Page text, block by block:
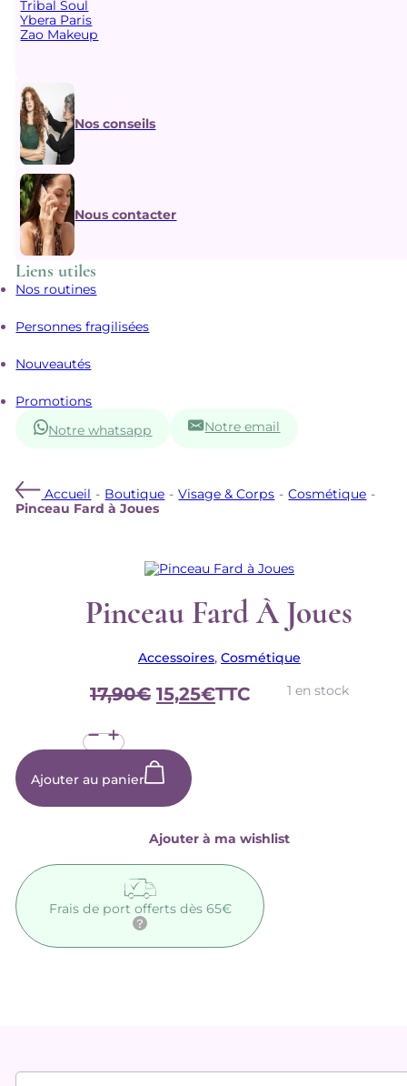
Tribal Soul
Ybera Paris
Zao Makeup
Nos conseils
Nous contacter
Liens utiles
Nos routines
Personnes fragilisées
Nouveautés
Promotions
Notre whatsapp
Notre email
Accueil - Boutique - Visage & Corps - Cosmétique -
Pinceau Fard à Joues
Pinceau Fard À Joues
Accessoires, Cosmétique
17,90€ Le
était :
17,90€.
15,25€Le
TTC 1 en stock
quantité
de
Fard
à
Ajouter au panier
Ajouter à ma wishlist
Frais de port offerts dès 65€